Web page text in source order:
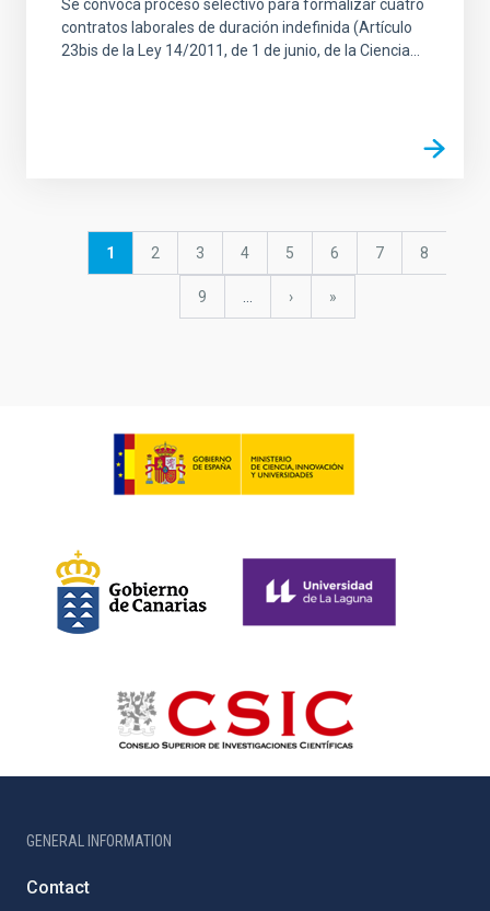
Se convoca proceso selectivo para formalizar cuatro
contratos laborales de duración indefinida (Artículo
23bis de la Ley 14/2011, de 1 de junio, de la Ciencia...
Current
1 Page
2 Page
3 Page
4 Page
5 Page
6 Page
7 Page
8
Page
9
Next
›
last
»
GENERAL INFORMATION
Contact